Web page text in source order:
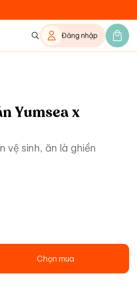
Đăng nhập
Yumsea x
vệ sinh, ăn là ghiền
Chọn mua